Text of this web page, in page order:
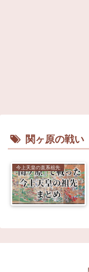
関ヶ原の戦い
今上天皇の直系祖先